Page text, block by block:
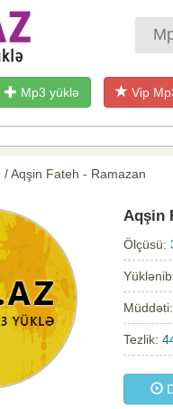
Mp3 yüklə Vip
/ Aqşin Fateh - Ramazan
Aqşin
Ölçüsü:
Müddəti:
Tezlik: